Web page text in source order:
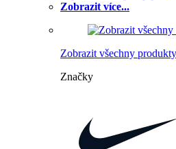
Zobrazit více...
Zobrazit všechny produkty
Značky